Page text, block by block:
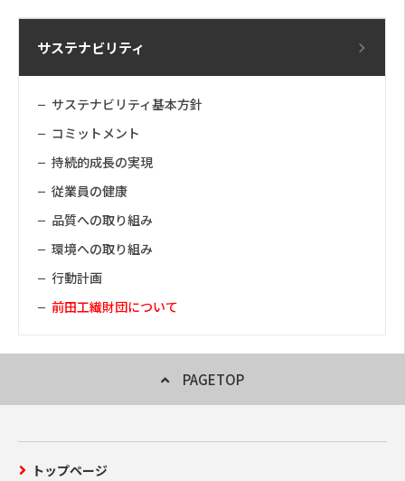
サステナビリティ
サステナビリティ基本方針
コミットメント
持続的成長の実現
従業員の健康
品質への取り組み
環境への取り組み
行動計画
前田工繊財団について
PAGETOP
トップページ